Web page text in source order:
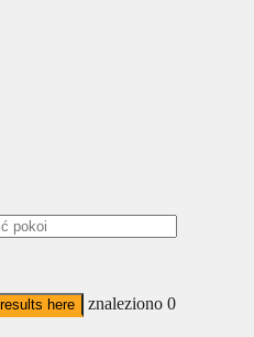
here znaleziono 0